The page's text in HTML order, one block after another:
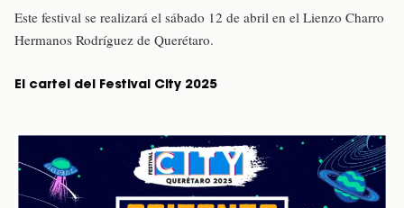
Este festival se realizará el sábado 12 de abril en el Lienzo Charro
Hermanos Rodríguez de Querétaro.
El cartel del Festival City 2025